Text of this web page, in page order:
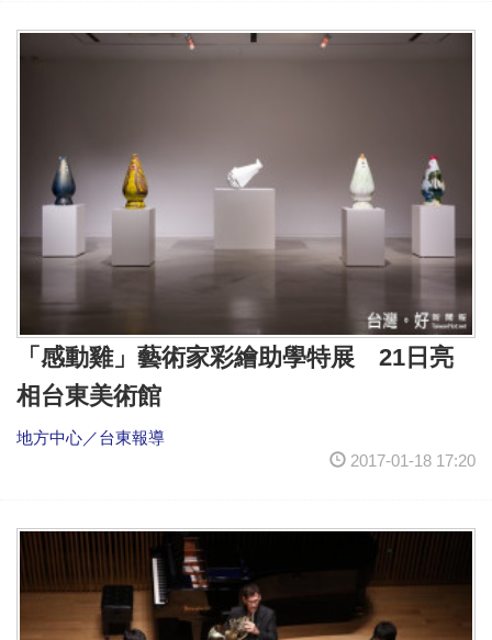
「感動雞」藝術家彩繪助學特展 21日亮
相台東美術館
地方中心／台東報導
2017-01-18 17:20